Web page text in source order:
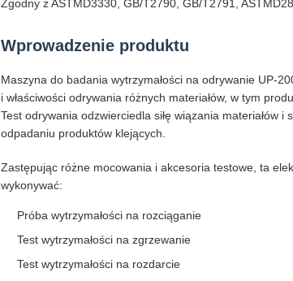
Zgodny z ASTMD3330, GB/T2790, GB/T2791,
Wprowadzenie produktu
Maszyna do badania wytrzymałości na odrywanie UP-
i właściwości odrywania różnych materiałów, w tym
Test odrywania odzwierciedla siłę wiązania materiałów
odpadaniu produktów klejących.
Zastępując różne mocowania i akcesoria testowe, ta
wykonywać:
Próba wytrzymałości na rozciąganie
Test wytrzymałości na zgrzewanie
Test wytrzymałości na rozdarcie